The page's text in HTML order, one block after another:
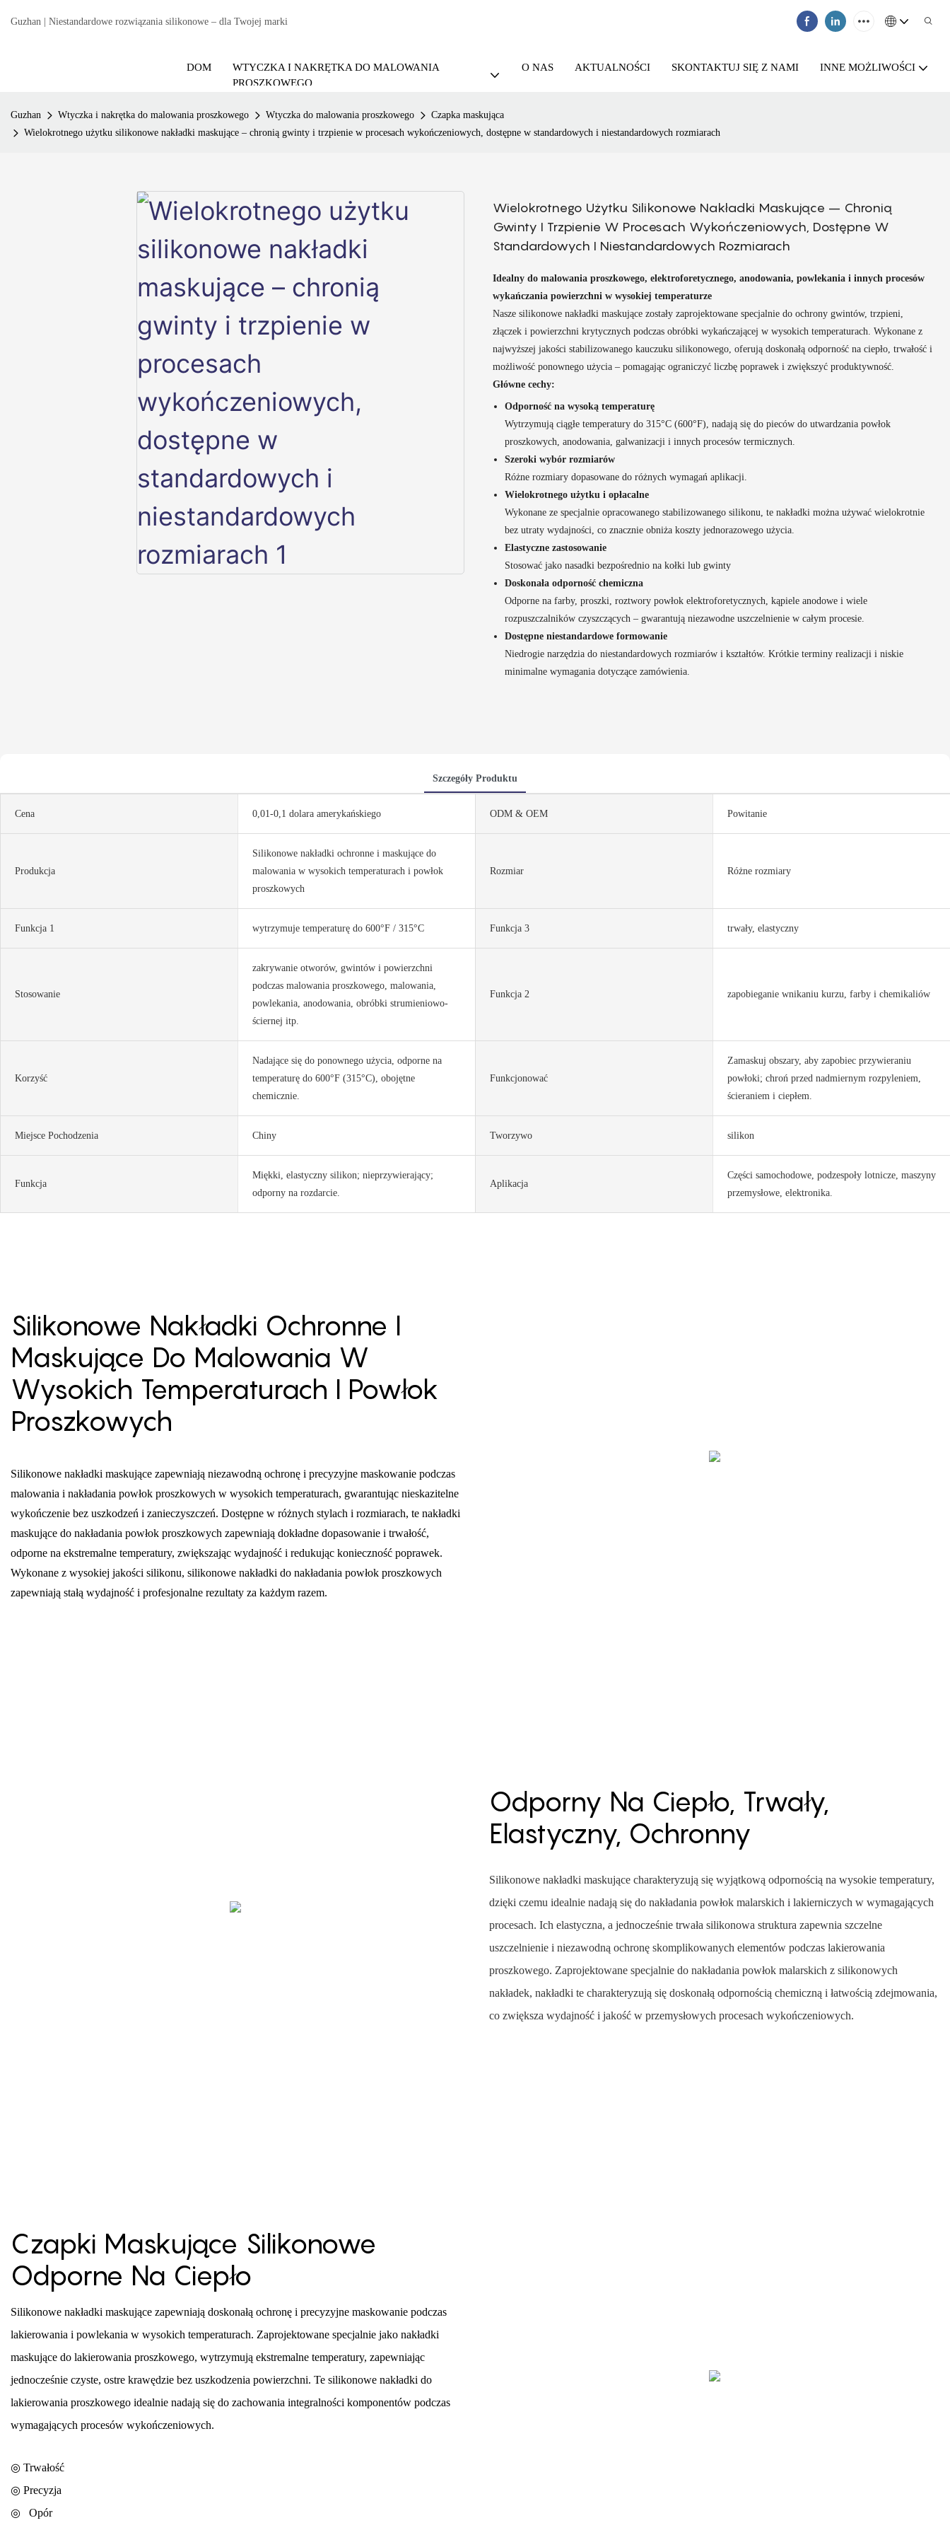
Guzhan | Niestandardowe rozwiązania silikonowe – dla Twojej marki
DOM
WTYCZKA I NAKRĘTKA DO MALOWANIA
PROSZKOWEGO
O NAS AKTUALNOŚCI SKONTAKTUJ SIĘ Z NAMI INNE MOŻLIWOŚCI
Guzhan Wtyczka i nakrętka do malowania proszkowego Wtyczka do malowania proszkowego
Czapka maskująca
Wielokrotnego użytku silikonowe nakładki maskujące – chronią gwinty i trzpienie w procesach wykończeniowych, dostępne w standardowych i niestandardowych rozmiarach
Wielokrotnego Użytku Silikonowe Nakładki Maskujące – Chronią
Gwinty I Trzpienie W Procesach Wykończeniowych, Dostępne W
Standardowych I Niestandardowych Rozmiarach
Idealny do malowania proszkowego, elektroforetycznego, anodowania, powlekania i innych procesów
wykańczania powierzchni w wysokiej temperaturze
Nasze silikonowe nakładki maskujące zostały zaprojektowane specjalnie do ochrony gwintów, trzpieni,
złączek i powierzchni krytycznych podczas obróbki wykańczającej w wysokich temperaturach. Wykonane z
najwyższej jakości stabilizowanego kauczuku silikonowego, oferują doskonałą odporność na ciepło, trwałość i
możliwość ponownego użycia – pomagając ograniczyć liczbę poprawek i zwiększyć produktywność.
Główne cechy:
Odporność na wysoką temperaturę
Wytrzymują ciągłe temperatury do 315°C (600°F), nadają się do pieców do utwardzania powłok
proszkowych, anodowania, galwanizacji i innych procesów termicznych.
Szeroki wybór rozmiarów
Różne rozmiary dopasowane do różnych wymagań aplikacji.
Wielokrotnego użytku i opłacalne
Wykonane ze specjalnie opracowanego stabilizowanego silikonu, te nakładki można używać wielokrotnie
bez utraty wydajności, co znacznie obniża koszty jednorazowego użycia.
Elastyczne zastosowanie
Stosować jako nasadki bezpośrednio na kołki lub gwinty
Doskonała odporność chemiczna
Odporne na farby, proszki, roztwory powłok elektroforetycznych, kąpiele anodowe i wiele
rozpuszczalników czyszczących – gwarantują niezawodne uszczelnienie w całym procesie.
Dostępne niestandardowe formowanie
Niedrogie narzędzia do niestandardowych rozmiarów i kształtów. Krótkie terminy realizacji i niskie
minimalne wymagania dotyczące zamówienia.
Szczegóły Produktu
Cena 0,01-0,1 dolara amerykańskiego ODM & OEM Powitanie
Produkcja
Silikonowe nakładki ochronne i maskujące do
malowania w wysokich temperaturach i powłok
proszkowych
Rozmiar Różne rozmiary
Funkcja 1 wytrzymuje temperaturę do 600°F / 315°C Funkcja 3 trwały, elastyczny
Stosowanie
zakrywanie otworów, gwintów i powierzchni
podczas malowania proszkowego, malowania,
powlekania, anodowania, obróbki strumieniowo-
ściernej itp.
Funkcja 2 zapobieganie wnikaniu kurzu, farby i chemikaliów
Korzyść
Nadające się do ponownego użycia, odporne na
temperaturę do 600°F (315°C), obojętne
chemicznie.
Funkcjonować
Zamaskuj obszary, aby zapobiec przywieraniu
powłoki; chroń przed nadmiernym rozpyleniem,
ścieraniem i ciepłem.
Miejsce Pochodzenia Chiny Tworzywo silikon
Funkcja
Miękki, elastyczny silikon; nieprzywierający;
odporny na rozdarcie.
Aplikacja
Części samochodowe, podzespoły lotnicze, maszyny
przemysłowe, elektronika.
Silikonowe Nakładki Ochronne I
Maskujące Do Malowania W
Wysokich Temperaturach I Powłok
Proszkowych
Silikonowe nakładki maskujące zapewniają niezawodną ochronę i precyzyjne maskowanie podczas
malowania i nakładania powłok proszkowych w wysokich temperaturach, gwarantując nieskazitelne
wykończenie bez uszkodzeń i zanieczyszczeń. Dostępne w różnych stylach i rozmiarach, te nakładki
maskujące do nakładania powłok proszkowych zapewniają dokładne dopasowanie i trwałość,
odporne na ekstremalne temperatury, zwiększając wydajność i redukując konieczność poprawek.
Wykonane z wysokiej jakości silikonu, silikonowe nakładki do nakładania powłok proszkowych
zapewniają stałą wydajność i profesjonalne rezultaty za każdym razem.
Odporny Na Ciepło, Trwały,
Elastyczny, Ochronny
Silikonowe nakładki maskujące charakteryzują się wyjątkową odpornością na wysokie temperatury,
dzięki czemu idealnie nadają się do nakładania powłok malarskich i lakierniczych w wymagających
procesach. Ich elastyczna, a jednocześnie trwała silikonowa struktura zapewnia szczelne
uszczelnienie i niezawodną ochronę skomplikowanych elementów podczas lakierowania
proszkowego. Zaprojektowane specjalnie do nakładania powłok malarskich z silikonowych
nakładek, nakładki te charakteryzują się doskonałą odpornością chemiczną i łatwością zdejmowania,
co zwiększa wydajność i jakość w przemysłowych procesach wykończeniowych.
Czapki Maskujące Silikonowe
Odporne Na Ciepło
Silikonowe nakładki maskujące zapewniają doskonałą ochronę i precyzyjne maskowanie podczas
lakierowania i powlekania w wysokich temperaturach. Zaprojektowane specjalnie jako nakładki
maskujące do lakierowania proszkowego, wytrzymują ekstremalne temperatury, zapewniając
jednocześnie czyste, ostre krawędzie bez uszkodzenia powierzchni. Te silikonowe nakładki do
lakierowania proszkowego idealnie nadają się do zachowania integralności komponentów podczas
wymagających procesów wykończeniowych.
◎ Trwałość
◎ Precyzja
◎
Opór